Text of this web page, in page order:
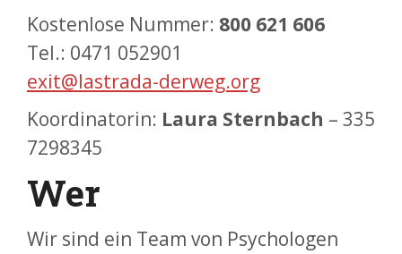
Kostenlose Nummer: 800 621 606
Tel.: 0471 052901
exit@lastrada-derweg.org
Koordinatorin: Laura Sternbach – 335
7298345
Wer
Wir sind ein Team von Psychologen